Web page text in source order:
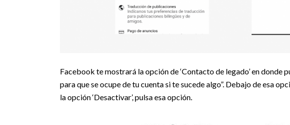
Facebook te mostrará la opción de ‘Contacto de legado’ en donde
para que se ocupe de tu cuenta si te sucede algo”. Debajo de esa
la opción ‘Desactivar’, pulsa esa opción.